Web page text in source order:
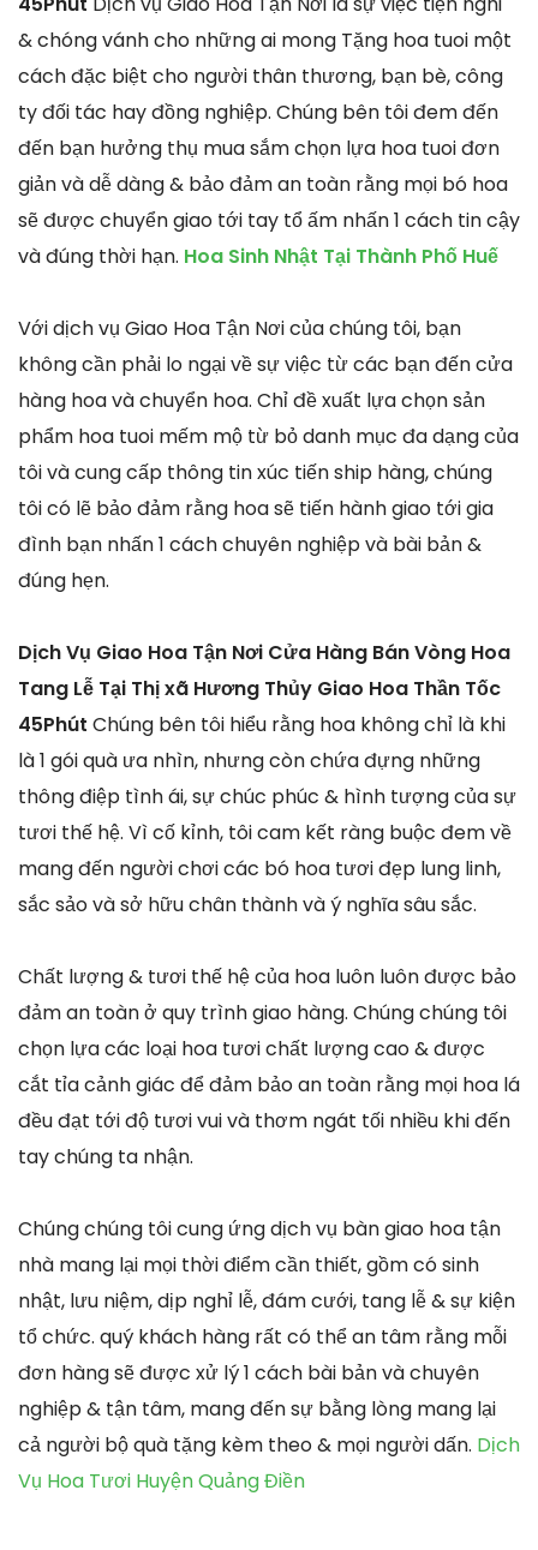
& chóng vánh cho những ai mong Tặng hoa tuoi một
cách đặc biệt cho người thân thương, bạn bè, công
ty đối tác hay đồng nghiệp. Chúng bên tôi đem đến
đến bạn hưởng thụ mua sắm chọn lựa hoa tuoi đơn
giản và dễ dàng & bảo đảm an toàn rằng mọi bó hoa
sẽ được chuyển giao tới tay tổ ấm nhấn 1 cách tin cậy
và đúng thời hạn. Hoa Sinh Nhật Tại Thành Phố Huế
Với dịch vụ Giao Hoa Tận Nơi của chúng tôi, bạn
không cần phải lo ngại về sự việc từ các bạn đến cửa
hàng hoa và chuyển hoa. Chỉ đề xuất lựa chọn sản
phẩm hoa tuoi mếm mộ từ bỏ danh mục đa dạng của
tôi và cung cấp thông tin xúc tiến ship hàng, chúng
tôi có lẽ bảo đảm rằng hoa sẽ tiến hành giao tới gia
đình bạn nhấn 1 cách chuyên nghiệp và bài bản &
đúng hẹn.
Dịch Vụ Giao Hoa Tận Nơi Cửa Hàng Bán Vòng Hoa
Tang Lễ Tại Thị xã Hương Thủy Giao Hoa Thần Tốc
45Phút Chúng bên tôi hiểu rằng hoa không chỉ là khi
là 1 gói quà ưa nhìn, nhưng còn chứa đựng những
thông điệp tình ái, sự chúc phúc & hình tượng của sự
tươi thế hệ. Vì cố kỉnh, tôi cam kết ràng buộc đem về
mang đến người chơi các bó hoa tươi đẹp lung linh,
sắc sảo và sở hữu chân thành và ý nghĩa sâu sắc.
Chất lượng & tươi thế hệ của hoa luôn luôn được bảo
đảm an toàn ở quy trình giao hàng. Chúng chúng tôi
chọn lựa các loại hoa tươi chất lượng cao & được
cắt tỉa cảnh giác để đảm bảo an toàn rằng mọi hoa lá
đều đạt tới độ tươi vui và thơm ngát tối nhiều khi đến
tay chúng ta nhận.
Chúng chúng tôi cung ứng dịch vụ bàn giao hoa tận
nhà mang lại mọi thời điểm cần thiết, gồm có sinh
nhật, lưu niệm, dịp nghỉ lễ, đám cưới, tang lễ & sự kiện
tổ chức. quý khách hàng rất có thể an tâm rằng mỗi
đơn hàng sẽ được xử lý 1 cách bài bản và chuyên
nghiệp & tận tâm, mang đến sự bằng lòng mang lại
cả người bộ quà tặng kèm theo & mọi người dấn. Dịch
Vụ Hoa Tươi Huyện Quảng Điền